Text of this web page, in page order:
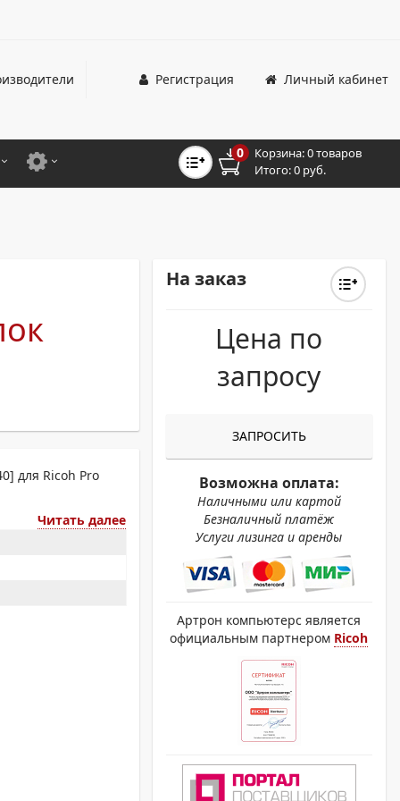
Личный кабинет
Регистрация
ДЛЯ ОФИСА
ДЛЯ ШИРОКОФОРМАТНЫХ СИСТЕМ
0 Корзина:0 товаров
Итого:0 руб.
для Ricoh Pro
Читать далее
На заказ
Цена по
запросу
ЗАПРОСИТЬ
Возможна оплата:
Наличными или картой
Безналичный платёж
Услуги лизинга и аренды
Артрон компьютерс является
официальным партнером Ricoh